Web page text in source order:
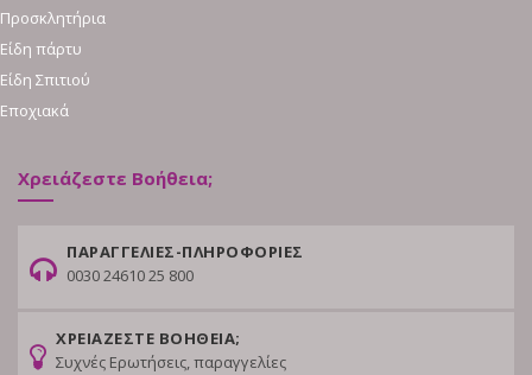
Προσκλητήρια
Είδη πάρτυ
Είδη Σπιτιού
Εποχιακά
Χρειάζεστε Βοήθεια;
ΠΑΡΑΓΓΕΛΙΕΣ-ΠΛΗΡΟΦΟΡΙΕΣ
0030 24610 25 800
ΧΡΕΙΑΖΕΣΤΕ ΒΟΗΘΕΙΑ;
Συχνές Ερωτήσεις, παραγγελίες